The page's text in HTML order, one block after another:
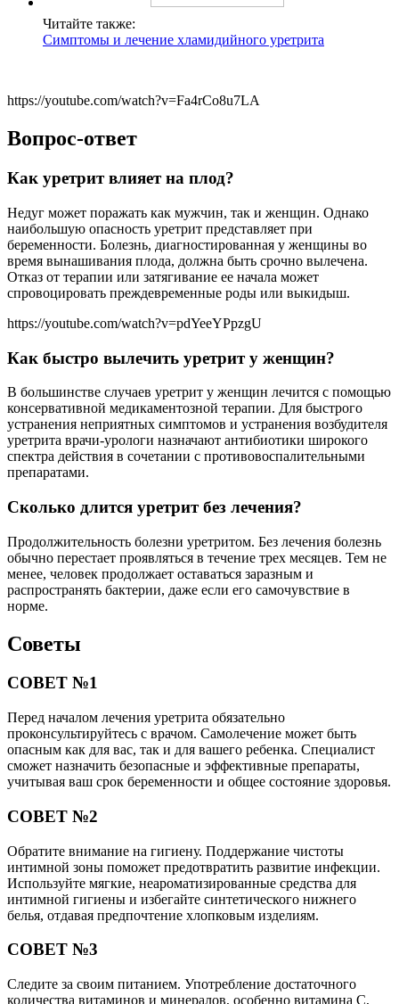
Читайте также:
Симптомы и лечение хламидийного уретрита
https://youtube.com/watch?v=Fa4rCo8u7LA
Вопрос-ответ
Как уретрит влияет на плод?
Недуг может поражать как мужчин, так и женщин. Однако
наибольшую опасность уретрит представляет при
беременности. Болезнь, диагностированная у женщины во
время вынашивания плода, должна быть срочно вылечена.
Отказ от терапии или затягивание ее начала может
спровоцировать преждевременные роды или выкидыш.
https://youtube.com/watch?v=pdYeeYPpzgU
Как быстро вылечить уретрит у женщин?
В большинстве случаев уретрит у женщин лечится с помощью
консервативной медикаментозной терапии. Для быстрого
устранения неприятных симптомов и устранения возбудителя
уретрита врачи-урологи назначают антибиотики широкого
спектра действия в сочетании с противовоспалительными
препаратами.
Сколько длится уретрит без лечения?
Продолжительность болезни уретритом. Без лечения болезнь
обычно перестает проявляться в течение трех месяцев. Тем не
менее, человек продолжает оставаться заразным и
распространять бактерии, даже если его самочувствие в
норме.
Советы
СОВЕТ №1
Перед началом лечения уретрита обязательно
проконсультируйтесь с врачом. Самолечение может быть
опасным как для вас, так и для вашего ребенка. Специалист
сможет назначить безопасные и эффективные препараты,
учитывая ваш срок беременности и общее состояние здоровья.
СОВЕТ №2
Обратите внимание на гигиену. Поддержание чистоты
интимной зоны поможет предотвратить развитие инфекции.
Используйте мягкие, неароматизированные средства для
интимной гигиены и избегайте синтетического нижнего
белья, отдавая предпочтение хлопковым изделиям.
СОВЕТ №3
Следите за своим питанием. Употребление достаточного
количества витаминов и минералов, особенно витамина C,